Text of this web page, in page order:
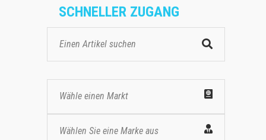
SCHNELLER ZUGANG
Wähle einen Markt
Wählen Sie eine Marke aus